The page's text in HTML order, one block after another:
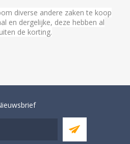
diverse andere zaken te koop
en dergelijke, deze hebben al
de korting.